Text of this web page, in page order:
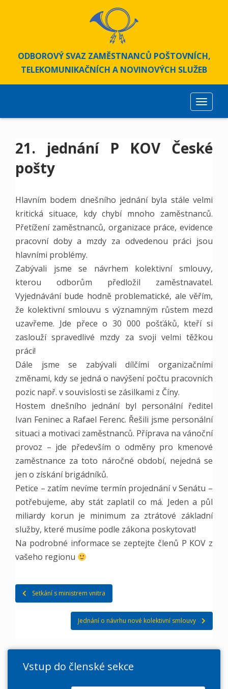
a
c
ODBOROVÝ SVAZ ZAMĚSTNANCŮ POŠTOVNÍCH,
TELEKOMUNIKAČNÍCH A NOVINOVÝCH SLUŽEB
21. jednání P KOV České
pošty
Hlavním bodem dnešního jednání byla stále velmi
kritická situace, kdy chybí mnoho zaměstnanců.
Přetížení zaměstnanců, organizace práce, evidence
pracovní doby a mzdy za odvedenou práci jsou
hlavními problémy.
Zabývali jsme se návrhem kolektivní smlouvy,
kterou odborům předložil zaměstnavatel.
Vyjednávání bude hodně problematické, ale věřím,
že kolektivní smlouvu s významným růstem mezd
uzavřeme. Jde přece o 30 000 pošťáků, kteří si
zaslouží spravedlivé mzdy za svoji velmi těžkou
práci!
Dále jsme se zabývali dílčími organizačními
změnami, kdy se jedná o navýšení počtu pracovních
pozic např. v souvislosti se zásilkami z Číny.
Hostem dnešního jednání byl personální ředitel
Ivan Feninec a Rafael Ferenc. Řešili jsme personální
situaci a motivaci zaměstnanců. Příprava na vánoční
provoz – jde především o odměny pro kmenové
zaměstnance za toto náročné období, nejedná se
jen o získání brigádníků.
Petice – zatím nevíme termín projednání v Senátu –
potřebujeme, aby stát zaplatil co má. Jeden a půl
miliardy korun je minimum za ztrátové základní
služby, které musíme podle zákona poskytovat!
Na podrobné informace se zeptejte členů P KOV z
vašeho regionu
Navigace
příspěvek
Setkání s ministrem vnitra
Jednání o návrhu nové kolektivní smlouvy
Vstup do členské sekce